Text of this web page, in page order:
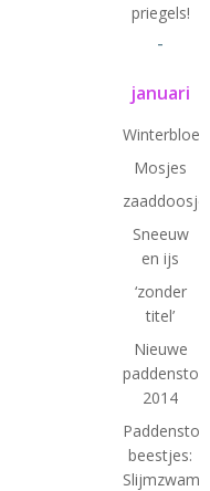
priegels!
-
januari
Mosjes
Sneeuw
en ijs
‘zonder
titel’
Nieuwe
2014
beestjes: